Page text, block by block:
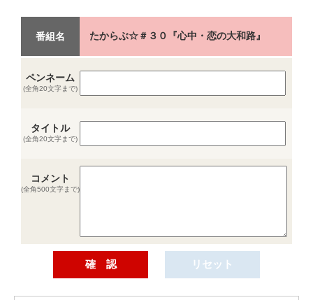
番組名 たからぶ☆＃３０『心中・恋の大和路』
ペンネーム
(全角20文字まで)
タイトル
(全角20文字まで)
コメント
(全角500文字まで)